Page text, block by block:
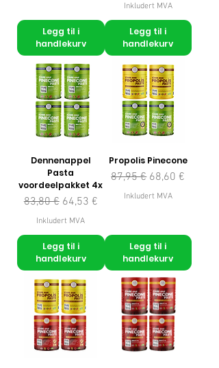
Legg til i
handlekurv
Inkludert MVA
Legg til i
handlekurv
Dennenappel
Pasta
voordeelpakket 4x
Vanlig pris
83,80 € Salgspris
64,53 €
Inkludert MVA
Legg til i
handlekurv
Propolis Pinecone
Vanlig pris
87,95 € Salgspris
68,60 €
Inkludert MVA
Legg til i
handlekurv